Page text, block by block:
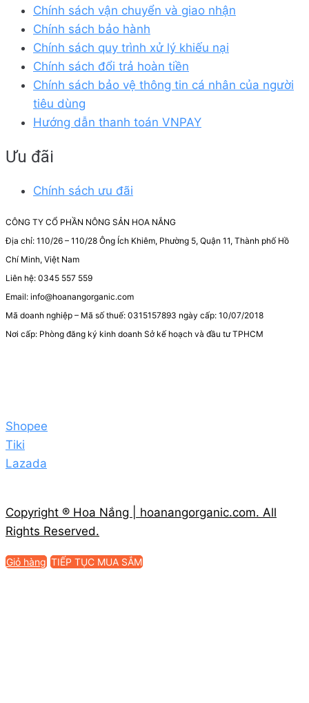
Chính sách vận chuyển và giao nhận
Chính sách bảo hành
Chính sách quy trình xử lý khiếu nại
Chính sách đổi trả hoàn tiền
Chính sách bảo vệ thông tin cá nhân của người
tiêu dùng
Hướng dẫn thanh toán VNPAY
Ưu đãi
Chính sách ưu đãi
CÔNG TY CỔ PHẦN NÔNG SẢN HOA NẮNG
Địa chỉ: 110/26 – 110/28 Ông Ích Khiêm, Phường 5, Quận 11, Thành phố Hồ
Chí Minh, Việt Nam
Liên hệ: 0345 557 559
Email: info@hoanangorganic.com
Mã doanh nghiệp – Mã số thuế: 0315157893 ngày cấp: 10/07/2018
Nơi cấp: Phòng đăng ký kinh doanh Sở kế hoạch và đầu tư TPHCM
Shopee
Tiki
Lazada
Copyright ® Hoa Nắng | hoanangorganic.com. All
Rights Reserved.
Giỏ hàng TIẾP TỤC MUA SẮM